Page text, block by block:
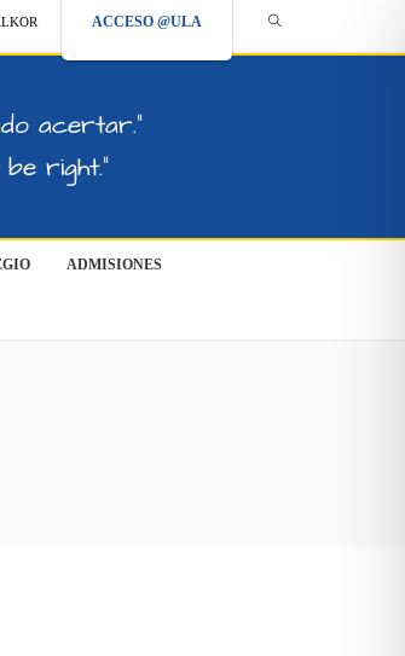
ACCESO @ULA
acertar."
right."
ADMISIONES